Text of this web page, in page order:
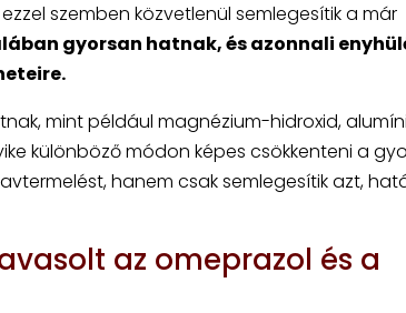
szemben közvetlenül semlegesítik a már
gyorsan hatnak, és azonnali
mint például magnézium-hidroxid,
különböző módon képes csökkenteni a
hanem csak semlegesítik azt,
az omeprazol és a